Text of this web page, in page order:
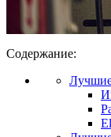
Содержание: